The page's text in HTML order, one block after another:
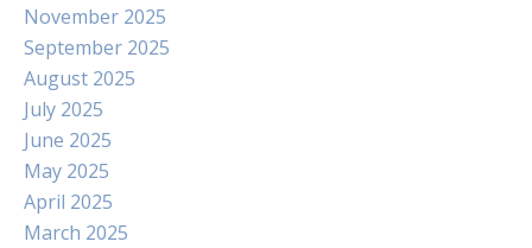
November 2025
September 2025
August 2025
July 2025
June 2025
May 2025
April 2025
March 2025